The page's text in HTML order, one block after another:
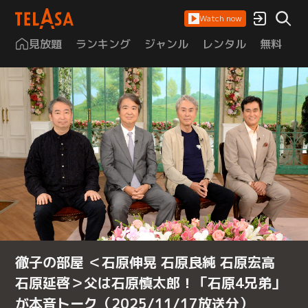
Watch now
見放題 ランキング ジャンル レンタル 無料
徹子の部屋 ＜石原伸晃 石原良純 石原宏高
石原延啓＞父は石原慎太郎！「石原4兄弟」
が本音トーク（2025/11/17放送分）